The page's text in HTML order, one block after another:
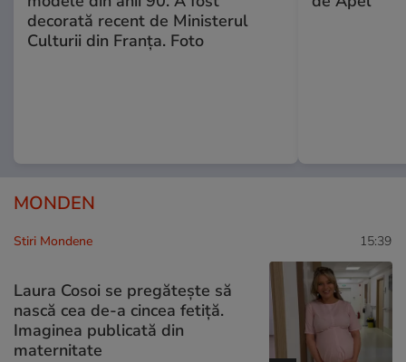
decorată recent de Ministerul
Culturii din Franța. Foto
MONDEN
Stiri Mondene 15:39
Laura Cosoi se pregătește să
nască cea de-a cincea fetiță.
Imaginea publicată din
maternitate